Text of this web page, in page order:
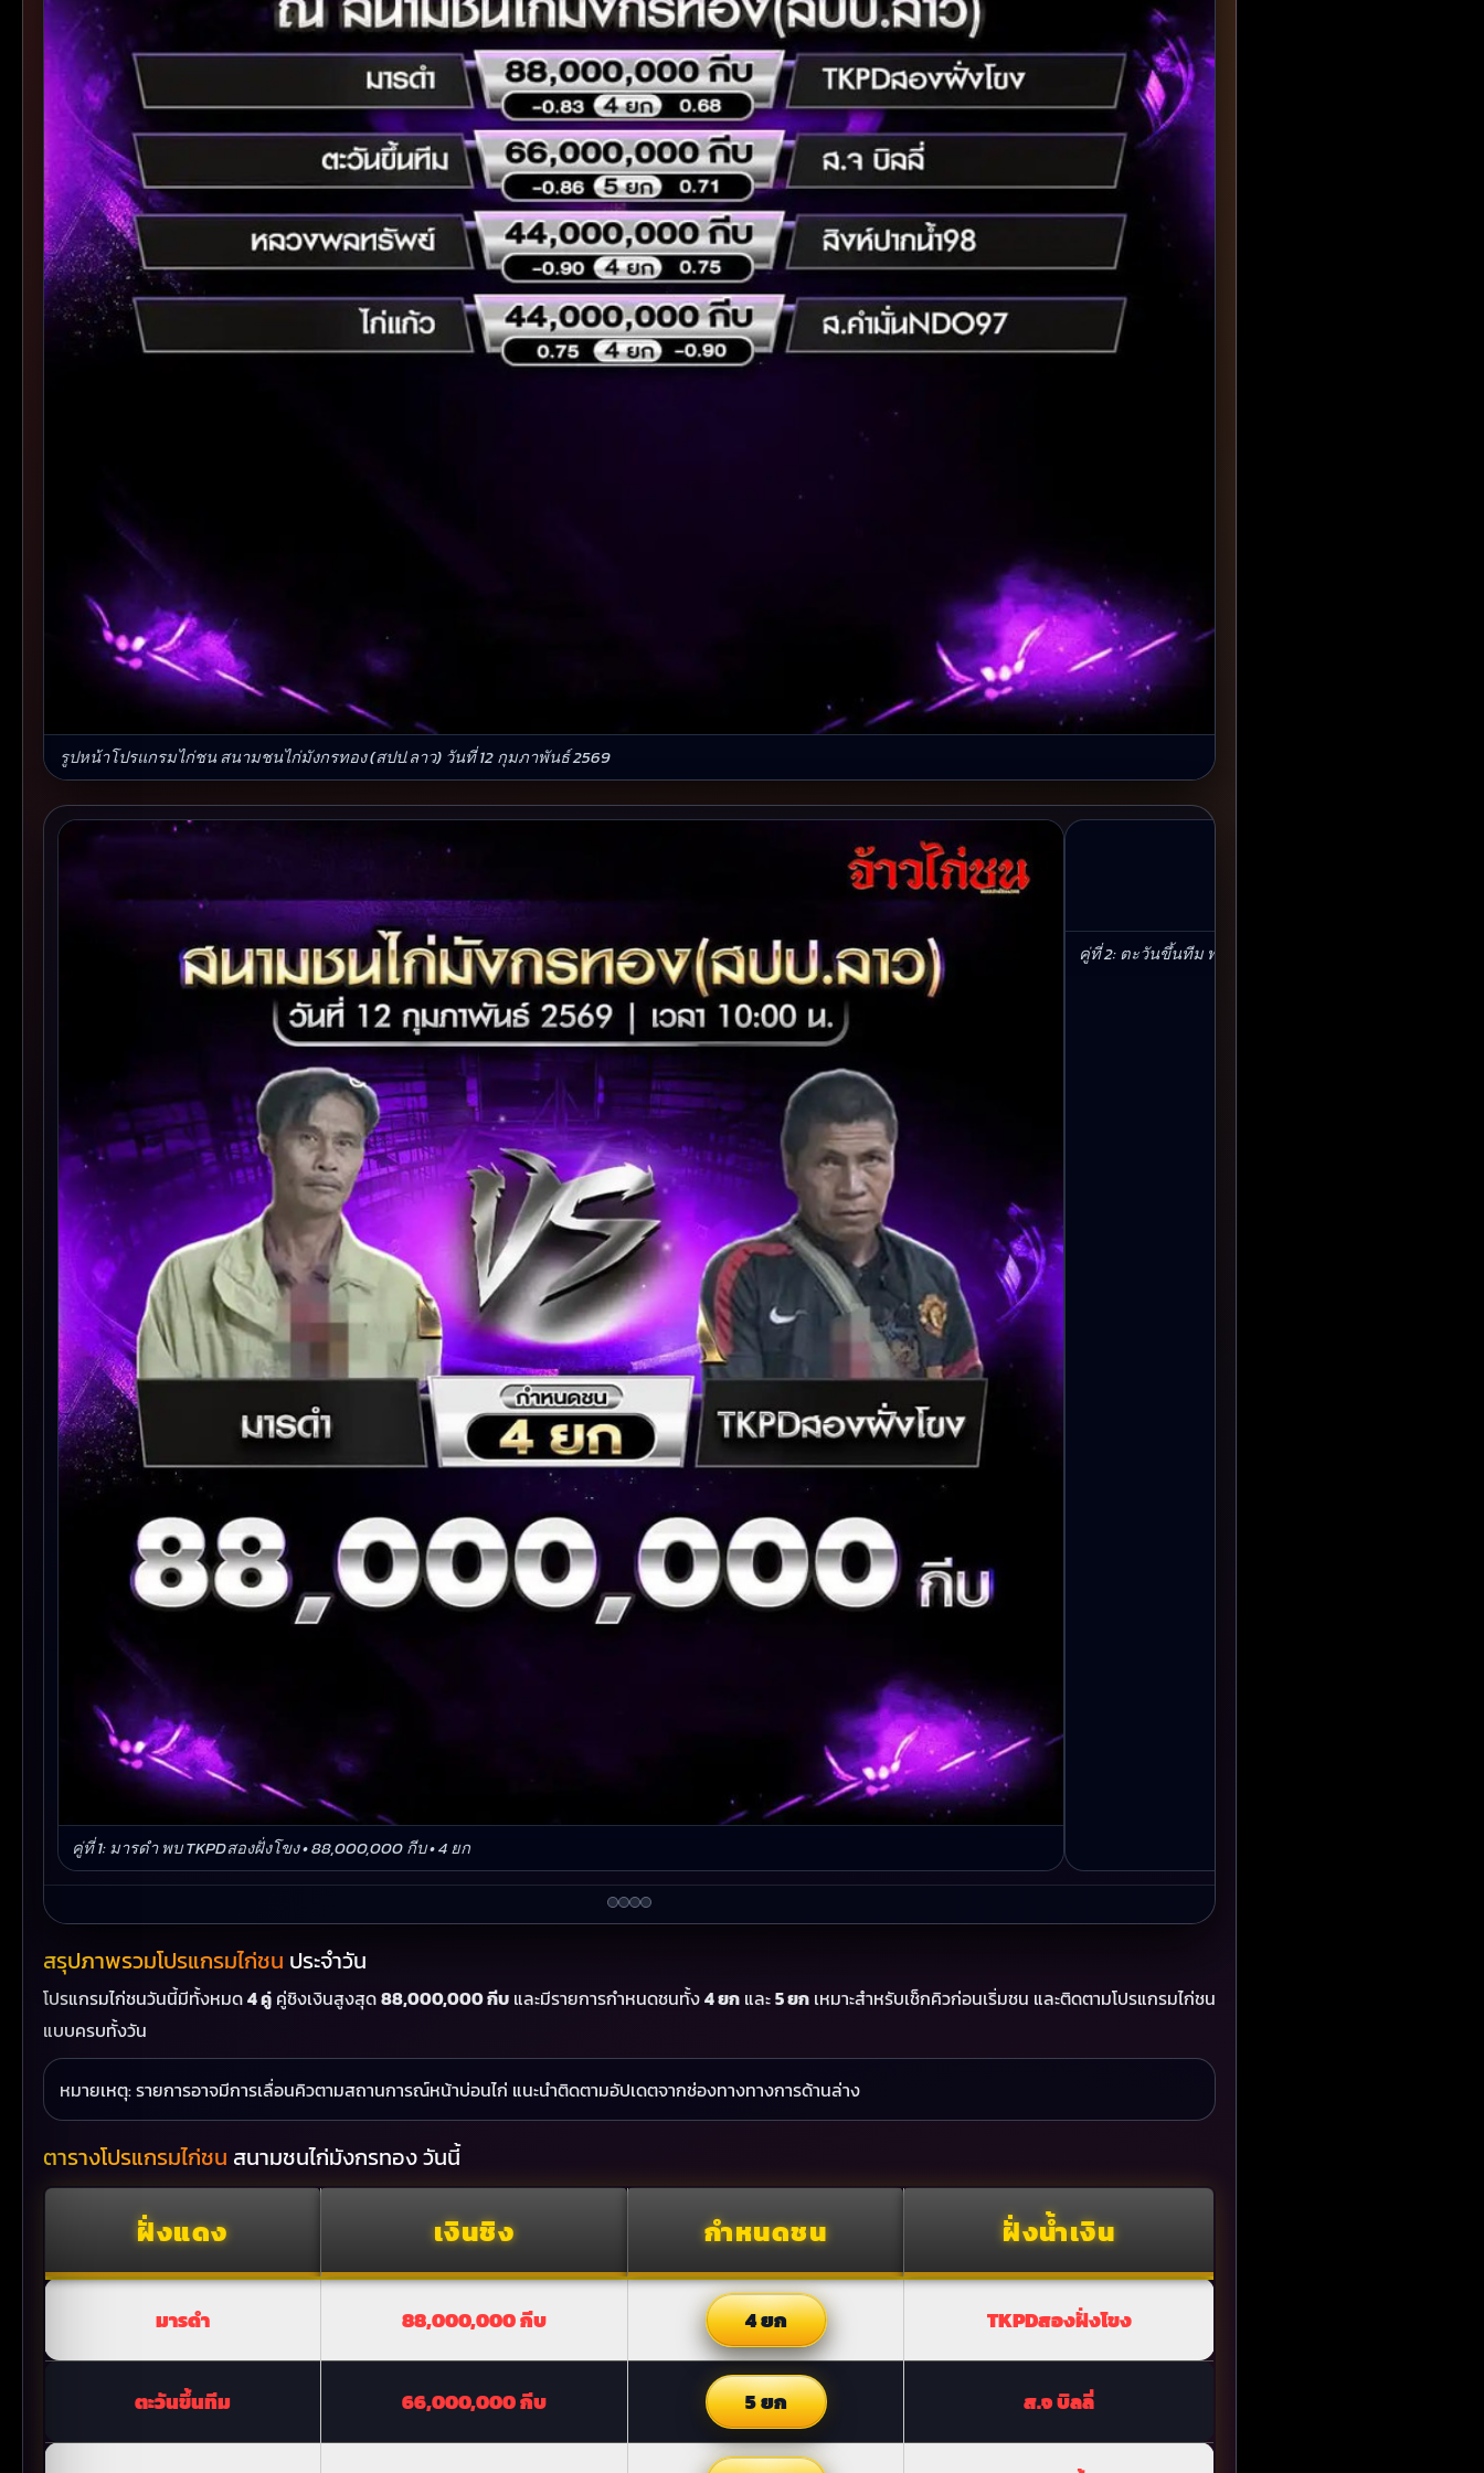
รูปหน้าโปรแกรมไก่ชน สนามชนไก่มังกรทอง (สปป.ลาว) วันที่ 12 กุมภาพันธ์ 2569
คู่ที่ 1: มารดำ พบ TKPDสองฝั่งโขง • 88,000,000 กีบ • 4 ยก
คู่ที่ 2: ตะวันขึ้นทีม พบ ส.จ บิลลี่ • 66,000,000 กีบ • 5 ยก
สรุปภาพรวมโปรแกรมไก่ชน ประจำวัน
โปรแกรมไก่ชนวันนี้มีทั้งหมด4 คู่ คู่ชิงเงินสูงสุด88,000,000 กีบ และมีรายการกำหนดชนทั้ง4 ยก และ5 ยก เหมาะสำหรับเช็กคิวก่อนเริ่มชน และติดตามโปรแกรมไก่ชน
แบบครบทั้งวัน
หมายเหตุ: รายการอาจมีการเลื่อนคิวตามสถานการณ์หน้าบ่อนไก่ แนะนำติดตามอัปเดตจากช่องทางทางการด้านล่าง
ตารางโปรแกรมไก่ชน สนามชนไก่มังกรทอง วันนี้
ฝั่งแดง เงินชิง กำหนดชน ฝั่งน้ำเงิน
มารดำ 88,000,000 กีบ 4 ยก TKPDสองฝั่งโขง
ตะวันขึ้นทีม 66,000,000 กีบ 5 ยก ส.จ บิลลี่